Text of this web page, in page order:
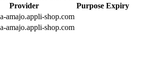
Provider Purpose Expiry
amajo.appli-shop.com
amajo.appli-shop.com